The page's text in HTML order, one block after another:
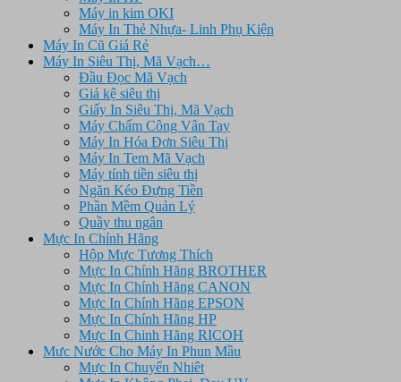
Máy in kim OKI
Máy In Thẻ Nhựa- Linh Phụ Kiện
Máy In Cũ Giá Rẻ
Máy In Siêu Thị, Mã Vạch…
Đầu Đọc Mã Vạch
Giá kệ siêu thị
Giấy In Siêu Thị, Mã Vạch
Máy Chấm Công Vân Tay
Máy In Hóa Đơn Siêu Thị
Máy In Tem Mã Vạch
Máy tính tiền siêu thị
Ngăn Kéo Đựng Tiền
Phần Mềm Quản Lý
Quầy thu ngân
Mực In Chính Hãng
Hộp Mực Tương Thích
Mực In Chính Hãng BROTHER
Mực In Chính Hãng CANON
Mực In Chính Hãng EPSON
Mực In Chính Hãng HP
Mực In Chinh Hãng RICOH
Mưc Nước Cho Máy In Phun Mầu
Mực In Chuyển Nhiêt